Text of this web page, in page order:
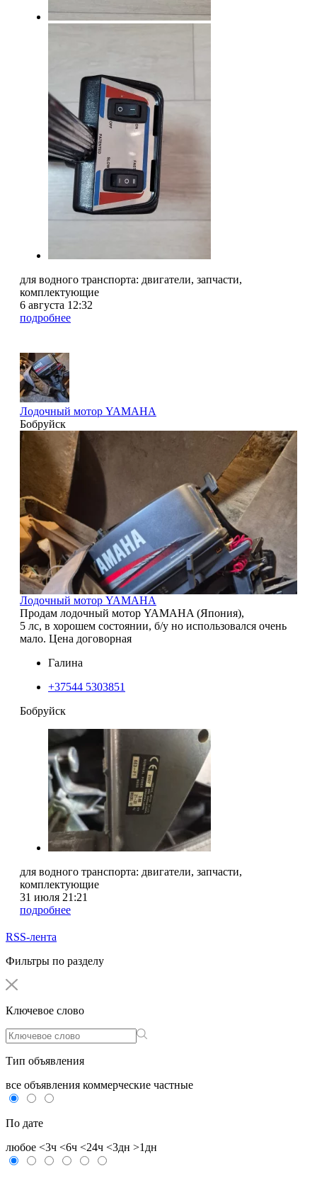
для водного транспорта: двигатели, запчасти,
комплектующие
6 августа 12:32
подробнее
Лодочный мотор YAMAHA
Бобруйск
Лодочный мотор YAMAHA
Продам лодочный мотор YAMAHA (Япония),
5 лс, в хорошем состоянии, б/у но использовался очень
мало. Цена договорная
Галина
+37544 5303851
Бобруйск
для водного транспорта: двигатели, запчасти,
комплектующие
31 июля 21:21
подробнее
RSS-лента
Фильтры по разделу
Ключевое слово
Тип объявления
все объявления коммерческие частные
По дате
любое <3ч <6ч <24ч <3дн >1дн